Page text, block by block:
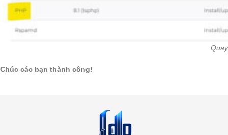
Chúc các bạn thành công!